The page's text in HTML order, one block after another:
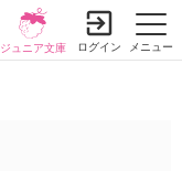
メニュー
ジュニア文庫 ログイン